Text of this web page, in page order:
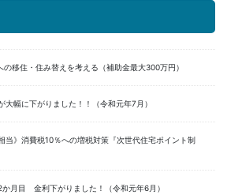
の移住・住み替えを考える（補助金最大300万円）
大幅に下がりました！！（令和元年7月）
当》消費税10％への増税対策『次世代住宅ポイント制
か月目 金利下がりました！（令和元年6月）